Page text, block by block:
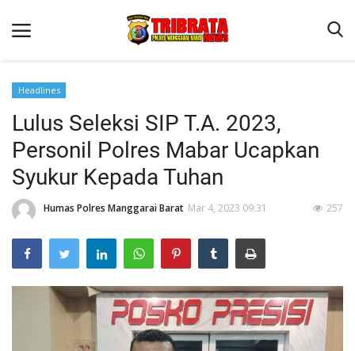
Beranda
Binkam
Terms & Conditions
Reskrim
Lantas
Polisi Kita
Mitra Polisi
Headlines
Lulus Seleksi SIP T.A. 2023,
Personil Polres Mabar Ucapkan
Syukur Kepada Tuhan
Humas Polres Manggarai Barat Mar 4, 2023 09:31 257